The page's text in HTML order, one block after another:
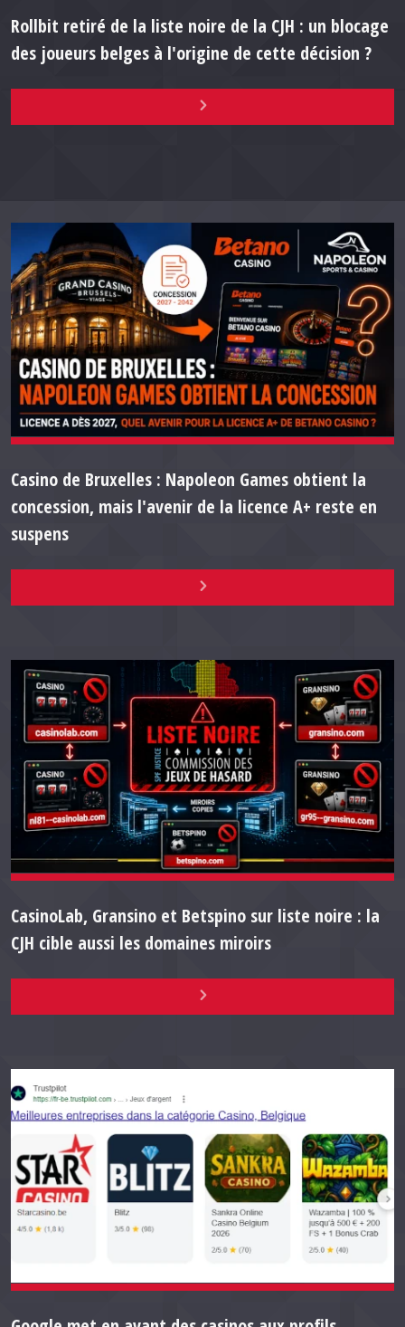
Rollbit retiré de la liste noire de la CJH : un blocage
des joueurs belges à l'origine de cette décision ?
Casino de Bruxelles : Napoleon Games obtient la
concession, mais l'avenir de la licence A+ reste en
suspens
CasinoLab, Gransino et Betspino sur liste noire : la
CJH cible aussi les domaines miroirs